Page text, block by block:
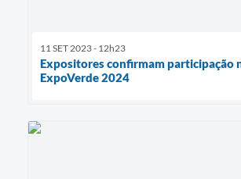
11 SET 2023 - 12h23
Expositores confirmam participação
ExpoVerde 2024